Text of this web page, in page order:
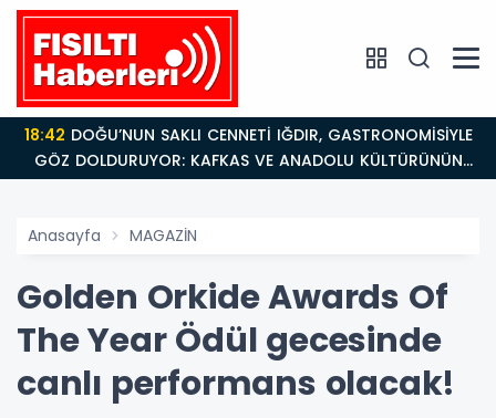
18:42
GÖZ DOLDURUYOR: KAFKAS VE ANADOLU KÜLTÜRÜNÜN
BULUŞMA NOKTASI
Anasayfa MAGAZİN
Golden Orkide Awards Of
The Year Ödül gecesinde
canlı performans olacak!